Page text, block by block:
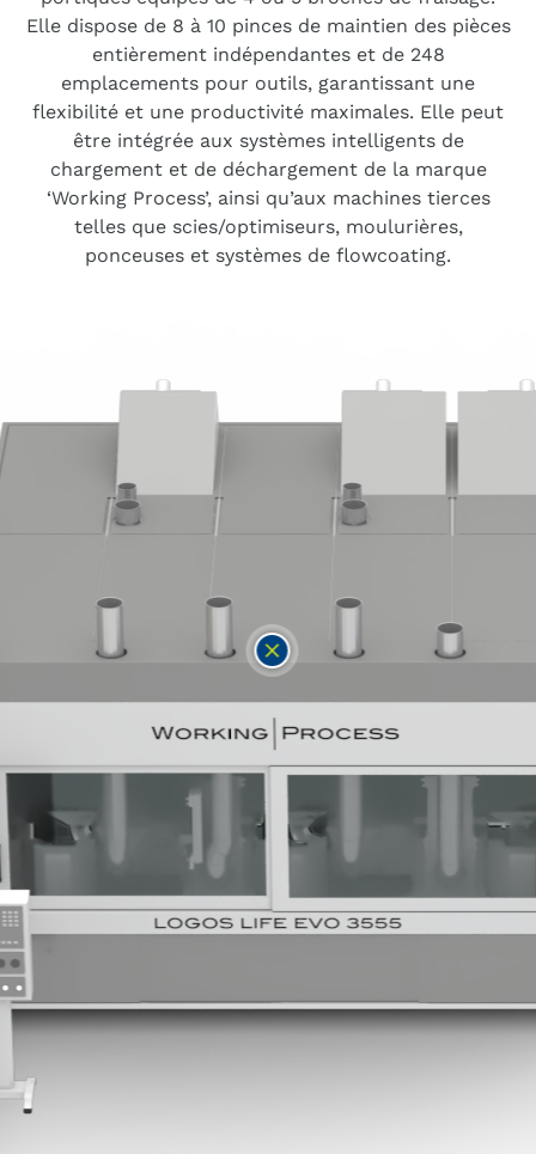
Elle dispose de 8 à 10 pinces de maintien des pièces
entièrement indépendantes et de 248
emplacements pour outils, garantissant une
flexibilité et une productivité maximales. Elle peut
être intégrée aux systèmes intelligents de
chargement et de déchargement de la marque
‘Working Process’, ainsi qu’aux machines tierces
telles que scies/optimiseurs, moulurières,
ponceuses et systèmes de flowcoating.